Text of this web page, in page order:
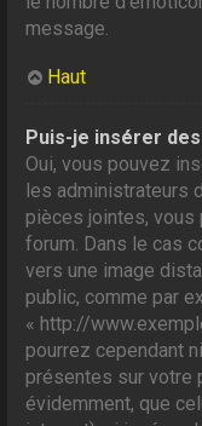
message.
Haut
Puis-je insérer
Oui, vous pouvez
les administrateurs
pièces jointes,
forum. Dans le cas
vers une image
public, comme par
« http://
pourrez cependant
présentes sur votre
évidemment, que